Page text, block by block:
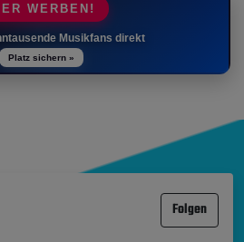
WERBEN!
Musikfans direkt
Platz sichern »
Folgen